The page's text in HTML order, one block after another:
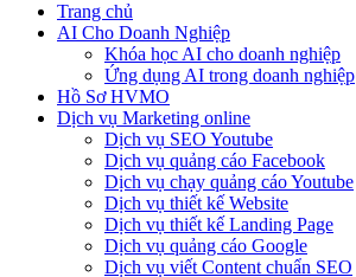
Trang chủ
AI Cho Doanh Nghiệp
Khóa học AI cho doanh nghiệp
Ứng dụng AI trong doanh nghiệp
Hồ Sơ HVMO
Dịch vụ Marketing online
Dịch vụ SEO Youtube
Dịch vụ quảng cáo Facebook
Dịch vụ chạy quảng cáo Youtube
Dịch vụ thiết kế Website
Dịch vụ thiết kế Landing Page
Dịch vụ quảng cáo Google
Dịch vụ viết Content chuẩn SEO